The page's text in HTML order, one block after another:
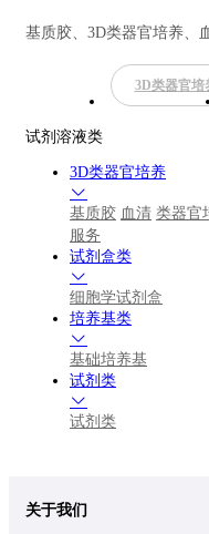
基质胶、3D类器官培养、
3D类器官培
试剂溶液类
3D类器官培养
基质胶 血清 类器官
服务
试剂盒类
细胞学试剂盒
培养基类
基础培养基
试剂类
试剂类
关于我们